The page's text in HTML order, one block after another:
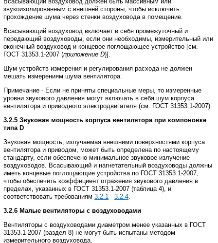
звукоизолированным с внешней стороны чтобы исключить
прохождение шума через стенки воздуховода в помещение
Всасывающий воздуховод включает в себя промежуточный и
передающий воздуховоды если они необходимы измерительный или
оконечный воздуховод и концевое поглощающее устройство [см
ГОСТ 31353.1 -2007 (приложение D)].
Шум устройств измерения и регулирования расхода не должен
мешать измерениям шума вентилятора
Примечание - Если не приняты специальные меры то измеренные
уровни звукового давления могут включать в себя шум корпуса
вентилятора и приводного электродвигателя (см ГОСТ 31353.1 -2007).
3.2.5 Звуковая мощность корпуса вентилятора при компоновке
типа D
Звуковая мощность излучаемая внешними поверхностями корпуса
вентилятора и приводом может быть определена по настоящему
стандарту, если обеспечено минимальное звуковое излучение
воздуховодов
Всасывающий и нагнетательный воздуховоды должны
иметь концевые поглощающие устройства по ГОСТ 31353.1 -2007
чтобы обеспечить коэффициент отражения звукового давления в
пределах указанных в ГОСТ 31353.1 -2007 (таблица 4), и
соответствовать требованиям 3.2.1 - 3.2.4
3.2.6 Малые вентиляторы с воздуховодами
Вентиляторы с воздуховодами диаметром менее указанных в ГОСТ
31353.1 -2007 (раздел 8) не могут быть испытаны методом
измерительного воздуховода